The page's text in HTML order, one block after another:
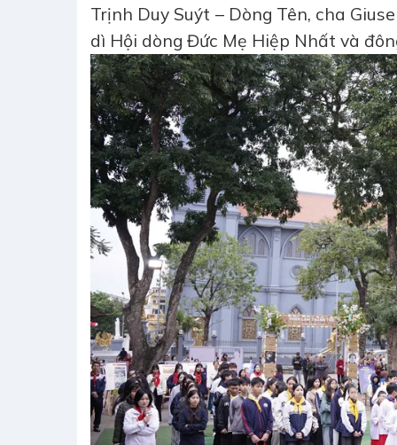
Trịnh Duy Suýt – Dòng Tên, cha
dì Hội dòng Đức Mẹ Hiệp Nhất và